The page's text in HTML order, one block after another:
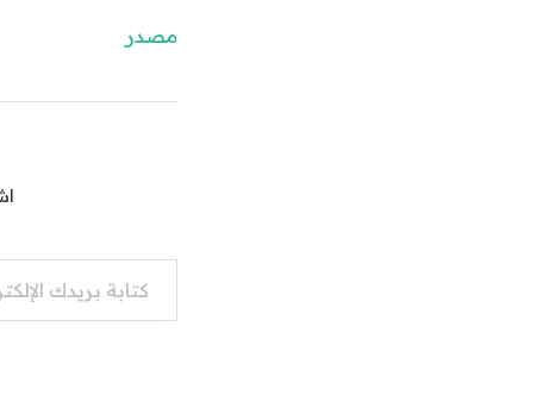
مصدر
كتابة بريدك الإلكتروني...